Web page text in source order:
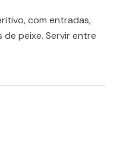
com entradas,
peixe. Servir entre